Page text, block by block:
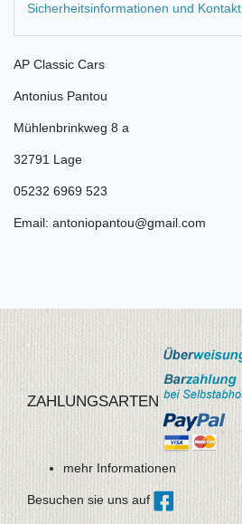
Sicherheitsinformationen und Kontakt
AP Classic Cars
Antonius Pantou
Mühlenbrinkweg 8 a
32791 Lage
05232 6969 523
Email: antoniopantou@gmail.com
ZAHLUNGSARTEN
mehr Informationen
Besuchen sie uns auf